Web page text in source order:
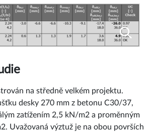
na středně velkém projektu.
desky 270 mm z betonu C30/37,
zatížením 2,5 kN/m2 a proměnným
Uvažovaná výztuž je na obou površích